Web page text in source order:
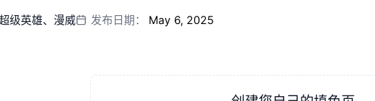
级英雄、 漫威 发布日期： May 6, 2025